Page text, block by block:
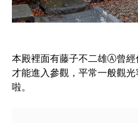
本殿裡面有藤子不二雄Ⓐ曾
才能進入參觀，平常一般觀
啦。